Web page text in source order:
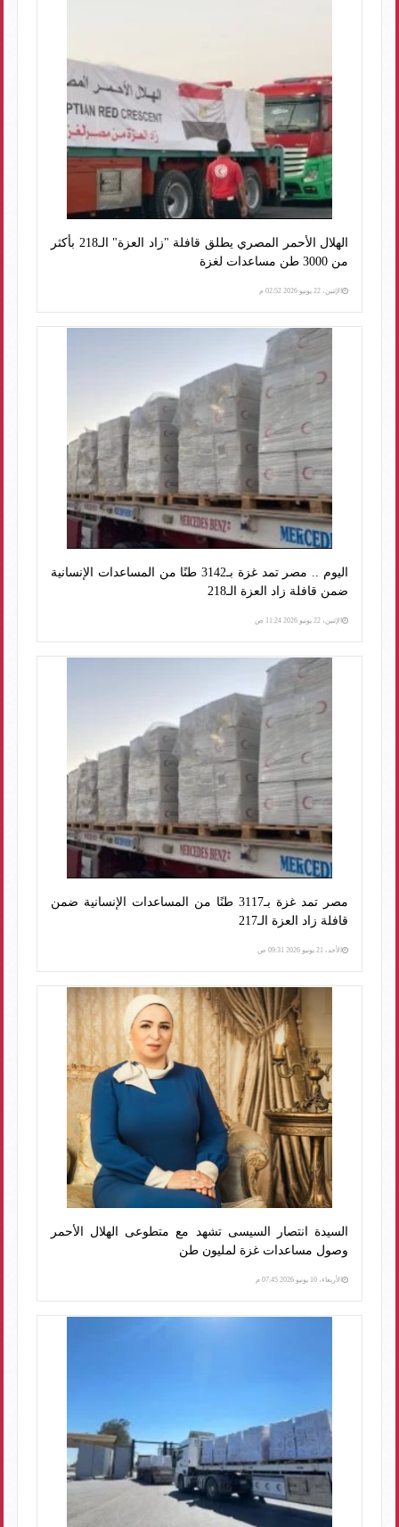
الهلال الأحمر المصري يطلق قافلة "زاد العزة" الـ218 بأكثر
من 3000 طن مساعدات لغزة
الإثنين، 22 يونيو 2026 02:52 م
اليوم .. مصر تمد غزة بـ3142 طنًا من المساعدات الإنسانية
ضمن قافلة زاد العزة الـ218
الإثنين، 22 يونيو 2026 11:24 ص
مصر تمد غزة بـ3117 طنًا من المساعدات الإنسانية ضمن
قافلة زاد العزة الـ217
الأحد، 21 يونيو 2026 09:31 ص
السيدة انتصار السيسى تشهد مع متطوعى الهلال الأحمر
وصول مساعدات غزة لمليون طن
الأربعاء، 10 يونيو 2026 07:45 م